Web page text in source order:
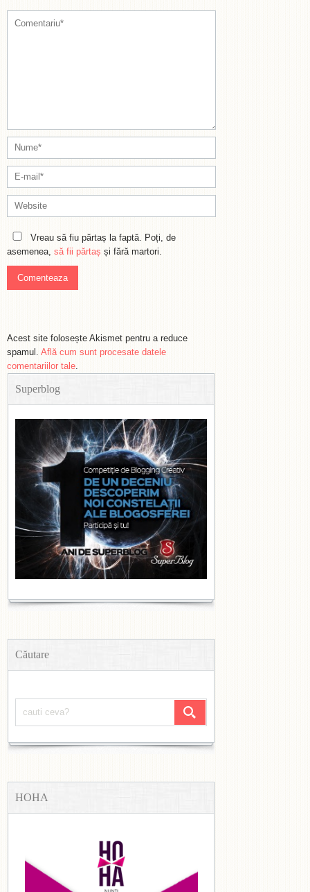
Vreau să fiu părtaș la faptă. Poți, de
asemenea, să fii părtaș și fără martori.
Acest site folosește Akismet pentru a reduce
spamul. Află cum sunt procesate datele
comentariilor tale.
Superblog
Căutare
HOHA